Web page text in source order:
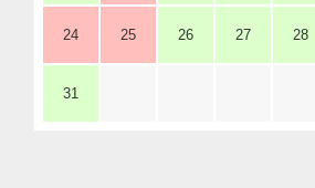
24 25 26 27 28
31